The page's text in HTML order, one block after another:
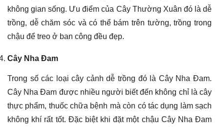
không gian sống. Ưu điểm của Cây Thường Xuân đó là dễ
trồng, dễ chăm sóc và có thể bám trên tường, trồng trong
chậu để treo ở ban công đều đẹp.
Cây Nha Đam
Trong số các loại cây cảnh dễ trồng đó là Cây Nha Đam.
Cây Nha Đam được nhiều người biết đến không chỉ là cây
thực phẩm, thuốc chữa bệnh mà còn có tác dụng làm sạch
không khí rất tốt. Đặc biệt khi đặt một chậu Cây Nha Đam